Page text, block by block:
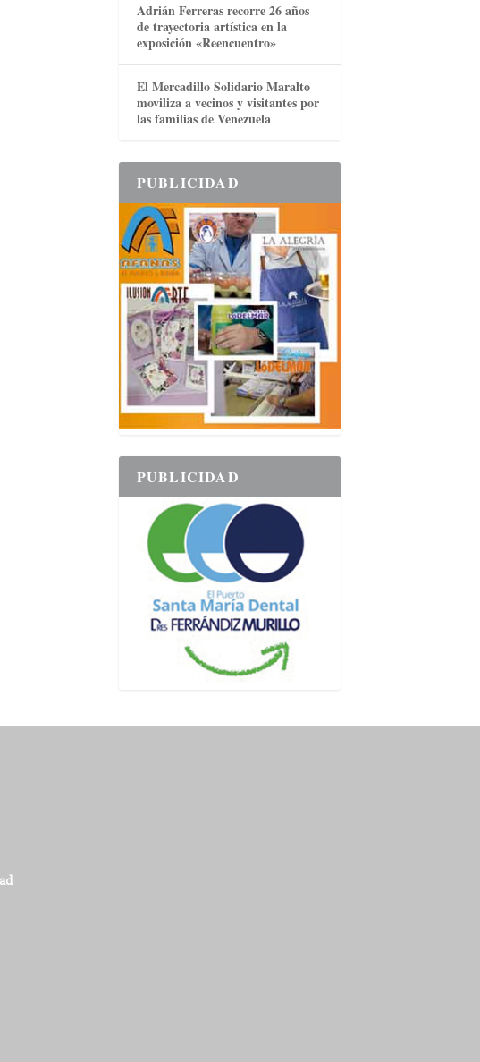
Adrián Ferreras recorre 26 años
de trayectoria artística en la
exposición «Reencuentro»
El Mercadillo Solidario Maralto
moviliza a vecinos y visitantes por
las familias de Venezuela
PUBLICIDAD
PUBLICIDAD